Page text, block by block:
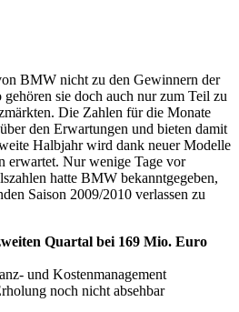
BMW nicht zu den Gewinnern der
sie doch auch nur zum Teil zu
Die Zahlen für die Monate
den Erwartungen und bieten damit
Halbjahr wird dank neuer Modelle
erwartet. Nur wenige Tage vor
hatte BMW bekanntgegeben,
Saison 2009/2010 verlassen zu
Quartal bei 169 Mio. Euro
und Kostenmanagement
noch nicht absehbar